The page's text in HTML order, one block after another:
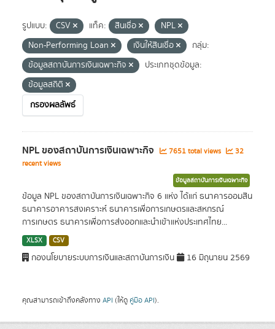
รูปแบบ: CSV แท็ค: สินเชื่อ
NPL
Non-Performing Loan
เงินให้สินเชื่อ
กลุ่ม:
ข้อมูลสถาบันการเงินเฉพาะกิจ
ประเภทชุดข้อมูล:
ข้อมูลสถิติ
กรองผลลัพธ์
NPL ของสถาบันการเงินเฉพาะกิจ 7651 total views
32
recent views
ข้อมูลสถาบันการเงินเฉพาะกิจ
ข้อมูล NPL ของสถาบันการเงินเฉพาะกิจ 6 แห่ง ได้แก่ ธนาคารออมสิน
ธนาคารอาคารสงเคราะห์ ธนาคารเพื่อการเกษตรและสหกรณ์
การเกษตร ธนาคารเพื่อการส่งออกและนำเข้าแห่งประเทศไทย...
XLSX CSV
กองนโยบายระบบการเงินและสถาบันการเงิน 16 มิถุนายน 2569
คุณสามารถเข้าถึงคลังทาง API (ให้ดู คู่มือ API).